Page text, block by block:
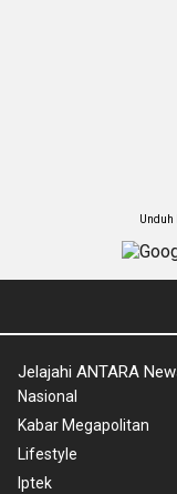
Unduh
Jelajahi ANTARA
Nasional
Kabar Megapolitan
Lifestyle
Iptek